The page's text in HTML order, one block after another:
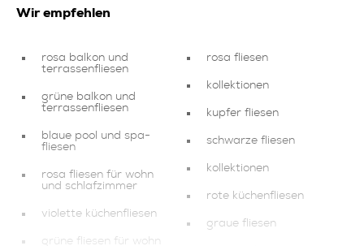
Wir empfehlen
rosa balkon und
terrassenfliesen
grüne balkon und
terrassenfliesen
blaue pool und spa-
fliesen
rosa fliesen für wohn
und schlafzimmer
violette küchenfliesen
grüne fliesen für wohn
rosa fliesen
kollektionen
kupfer fliesen
schwarze fliesen
kollektionen
rote küchenfliesen
graue fliesen